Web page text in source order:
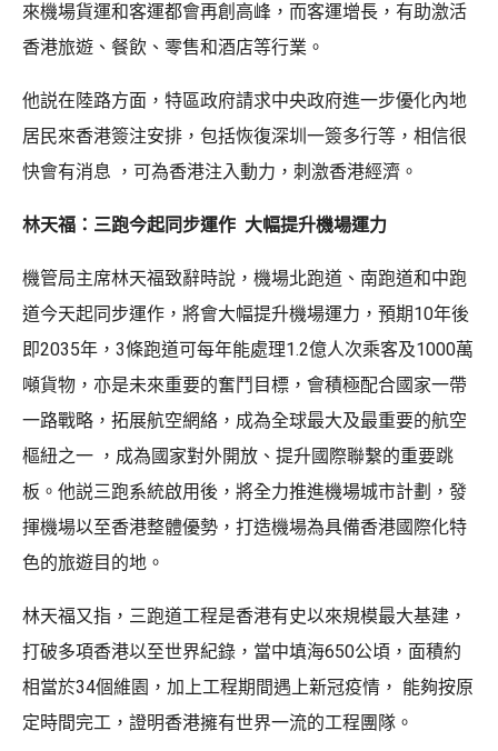
來機場貨運和客運都會再創高峰，而客運增長，有助激活
香港旅遊、餐飲、零售和酒店等行業。
他説在陸路方面，特區政府請求中央政府進一步優化內地
居民來香港簽注安排，包括恢復深圳一簽多行等，相信很
快會有消息 ，可為香港注入動力，刺激香港經濟。
林天福：三跑今起同步運作 大幅提升機場運力
機管局主席林天福致辭時說，機場北跑道、南跑道和中跑
道今天起同步運作，將會大幅提升機場運力，預期10年後
即2035年，3條跑道可每年能處理1.2億人次乘客及1000萬
噸貨物，亦是未來重要的奮鬥目標，會積極配合國家一帶
一路戰略，拓展航空網絡，成為全球最大及最重要的航空
樞紐之一 ，成為國家對外開放、提升國際聯繫的重要跳
板。他説三跑系統啟用後，將全力推進機場城市計劃，發
揮機場以至香港整體優勢，打造機場為具備香港國際化特
色的旅遊目的地。
林天福又指，三跑道工程是香港有史以來規模最大基建，
打破多項香港以至世界紀錄，當中填海650公頃，面積約
相當於34個維園，加上工程期間遇上新冠疫情， 能夠按原
定時間完工，證明香港擁有世界一流的工程團隊。